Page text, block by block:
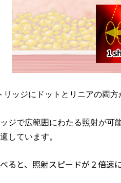
ッジにドットとリニアの両
ジで広範囲にわたる照射が
しています。
ると、照射スピードが２倍速